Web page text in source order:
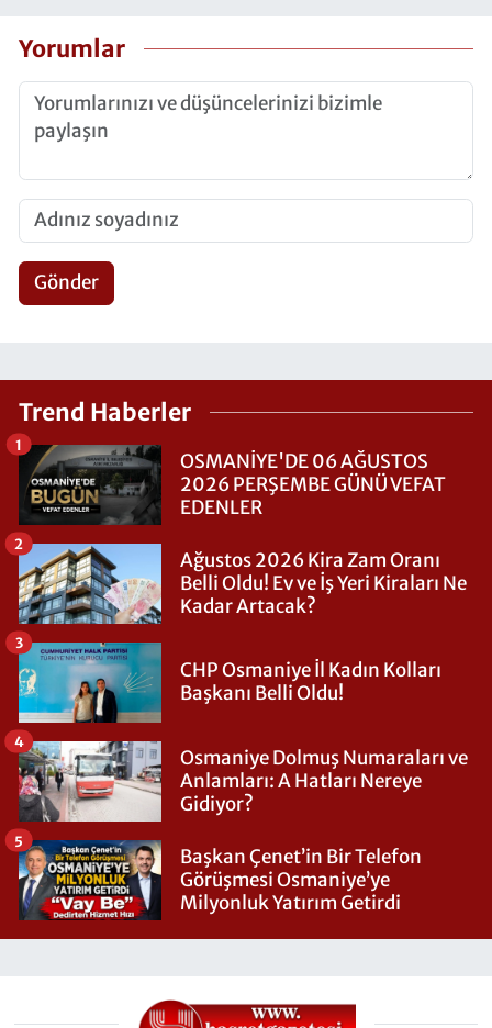
Yorumlar
Gönder
Trend Haberler
OSMANİYE'DE 06 AĞUSTOS
2026 PERŞEMBE GÜNÜ VEFAT
EDENLER
1
Ağustos 2026 Kira Zam Oranı
Belli Oldu! Ev ve İş Yeri Kiraları Ne
Kadar Artacak?
2
CHP Osmaniye İl Kadın Kolları
Başkanı Belli Oldu!
3
Osmaniye Dolmuş Numaraları ve
Anlamları: A Hatları Nereye
Gidiyor?
4
Başkan Çenet’in Bir Telefon
Görüşmesi Osmaniye’ye
Milyonluk Yatırım Getirdi
5